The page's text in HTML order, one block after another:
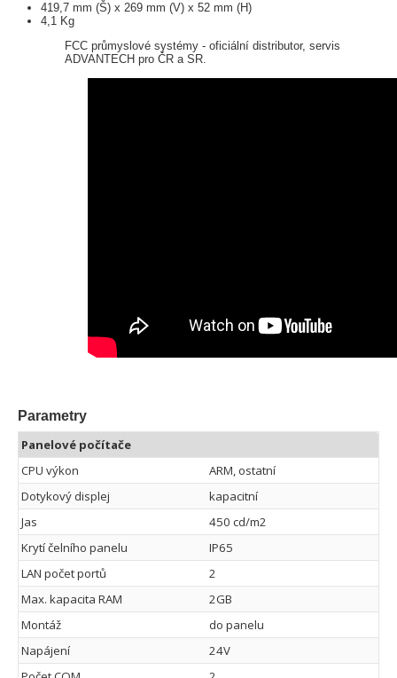
419,7 mm (Š) x 269 mm (V) x 52 mm (H)
4,1 Kg
FCC průmyslové systémy - oficiální distributor, servis
ADVANTECH pro ČR a SR.
Parametry
Panelové počítače
CPU výkon
ARM, ostatní
Dotykový displej
kapacitní
Jas
450 cd/m2
Krytí čelního panelu
IP65
LAN počet portů
2
Max. kapacita RAM
2GB
Montáž
do panelu
Napájení
24V